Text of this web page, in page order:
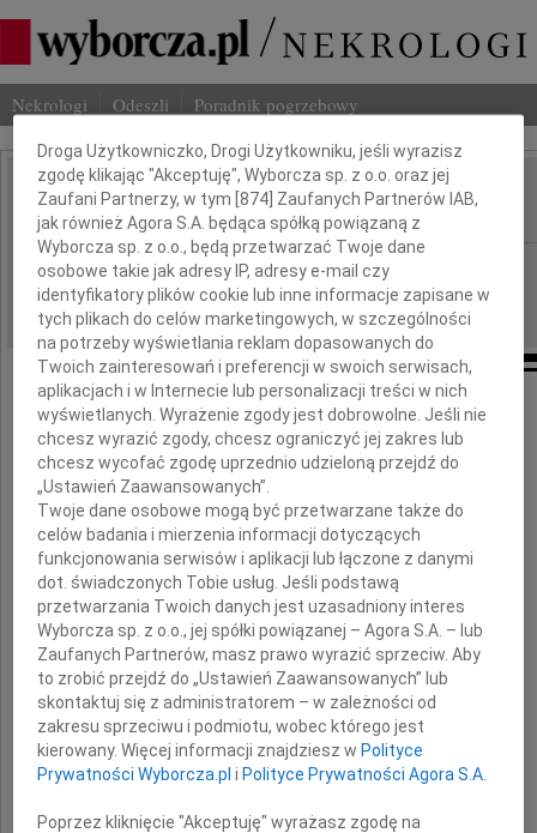
Nekrologi Odeszli Poradnik pogrzebowy
IMIĘ I NAZWISKO: Zofia Zarzycka
REGION: Łódź
DATA EMISJI: 17.06.2010
Człowiek odchodzi, pamięć zostaje
Z głębokim żalem zawiadamiamy,
że w dniu 12 czerwca 2010 roku odeszła
prof. dr hab.
Zofia Zarzycka
Dbamy o Twoją prywatność
Droga Użytkowniczko, Drogi Użytkowniku, jeśli wyrazisz
zgodę klikając "Akceptuję", Wyborcza sp. z o.o. oraz jej
Zaufani Partnerzy, w tym [874] Zaufanych Partnerów IAB,
jak również Agora S.A. będąca spółką powiązaną z
Wyborcza sp. z o.o., będą przetwarzać Twoje dane
osobowe takie jak adresy IP, adresy e-mail czy
identyfikatory plików cookie lub inne informacje zapisane w
tych plikach do celów marketingowych, w szczególności
na potrzeby wyświetlania reklam dopasowanych do
Twoich zainteresowań i preferencji w swoich serwisach,
aplikacjach i w Internecie lub personalizacji treści w nich
wyświetlanych. Wyrażenie zgody jest dobrowolne. Jeśli nie
chcesz wyrazić zgody, chcesz ograniczyć jej zakres lub
chcesz wycofać zgodę uprzednio udzieloną przejdź do
„Ustawień Zaawansowanych”.
Twoje dane osobowe mogą być przetwarzane także do
celów badania i mierzenia informacji dotyczących
funkcjonowania serwisów i aplikacji lub łączone z danymi
dot. świadczonych Tobie usług. Jeśli podstawą
przetwarzania Twoich danych jest uzasadniony interes
Wyborcza sp. z o.o., jej spółki powiązanej – Agora S.A. – lub
Zaufanych Partnerów, masz prawo wyrazić sprzeciw. Aby
to zrobić przejdź do „Ustawień Zaawansowanych” lub
skontaktuj się z administratorem – w zależności od
zakresu sprzeciwu i podmiotu, wobec którego jest
kierowany. Więcej informacji znajdziesz wPolityce
Prywatności Wyborcza.pl iPolityce Prywatności Agora S.A.
Poprzez kliknięcie "Akceptuję" wyrażasz zgodę na